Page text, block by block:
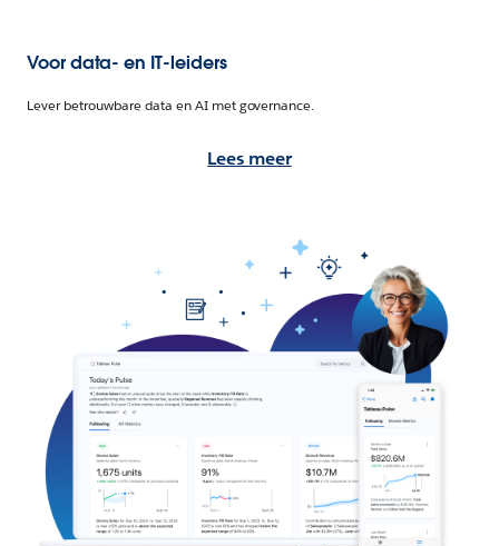
Voor data- en IT-leiders
Lever betrouwbare data en AI met governance.
Lees meer